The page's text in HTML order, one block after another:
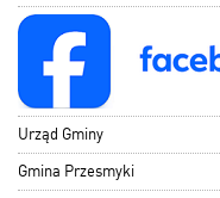
Urząd Gminy
Gmina Przesmyki